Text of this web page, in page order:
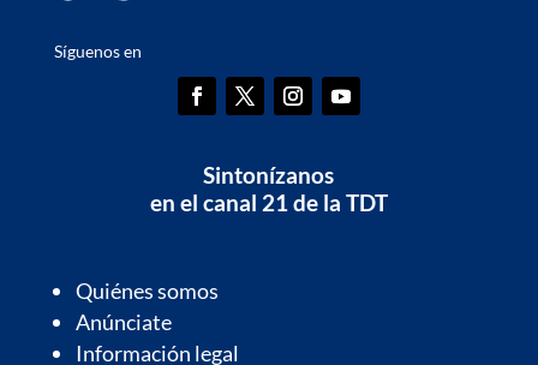
Síguenos en
Sintonízanos
en el canal 21 de la TDT
Quiénes somos
Anúnciate
Información legal